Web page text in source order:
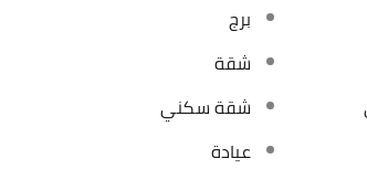
برج
شقة
شقة سكني
عيادة